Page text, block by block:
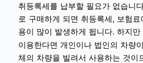
취등록세를 납부할 필요가 없습니
로 구매하게 되면 취등록세, 보험
용이 많이 발생하게 됩니다. 하지만
이용한다면 개인이나 법인의 차량
체의 차량을 빌려서 사용하는 것이